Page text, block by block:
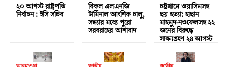
২০ আগস্ট রাষ্ট্রপতি
নির্বাচন : ইসি সচিব
বিকল এলএনজি
টার্মিনাল আংশিক চালু,
সন্ধ্যার মধ্যে পুরো
সরবরাহের আশাবাদ
চট্টগ্রামে ওয়াসিমসহ
ছয় হত্যা: হাছান
মাহমুদ-নওফেলসহ ২২
জনের বিরুদ্ধে
সাক্ষ্যগ্রহণ ২৪ আগস্ট